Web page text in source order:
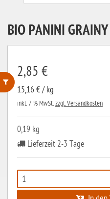
ohne Weizenstärke
ohne Hefe
ohne Ei
ohne Soja
ohne Haselnüsse
BIO PANINI
2,85 €
15,16 € / kg
inkl. 7 % MwSt.zzgl. Versandkosten
0,19 kg
Lieferzeit 2-3 Tage